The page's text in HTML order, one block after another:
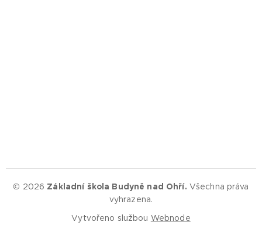
© 2026 Základní škola Budyně nad Ohří. Všechna práva
vyhrazena.
Vytvořeno službou Webnode